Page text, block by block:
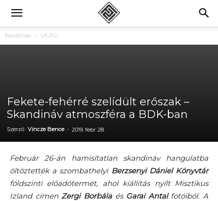
Kezdőlap VILÁG
Fekete-fehérré szelídült erőszak –
Skandináv atmoszféra a BDK-ban
Szerző: Vincze Bence - 2019. febr. 28.
Február 26-án hamisítatlan skandináv hangulatba
öltöztették a szombathelyi Berzsenyi Dániel Könyvtár
földszinti előadótermét, ahol kiállítás nyílt Misztikus
Izland címenZergi Borbálaés Garai Antalfotóiból. A